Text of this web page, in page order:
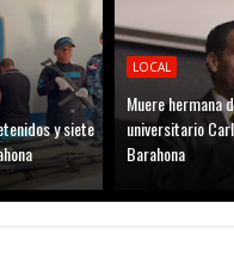
y siete
LOCAL
Muere hermana
universitario
Barahona